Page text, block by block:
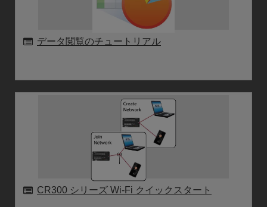
データ閲覧のチュートリアル
CR300 シリーズ Wi-Fi クイックスタート